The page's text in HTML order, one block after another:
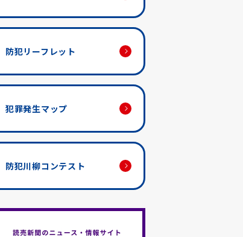
防犯リーフレット
犯罪発生マップ
防犯川柳コンテスト